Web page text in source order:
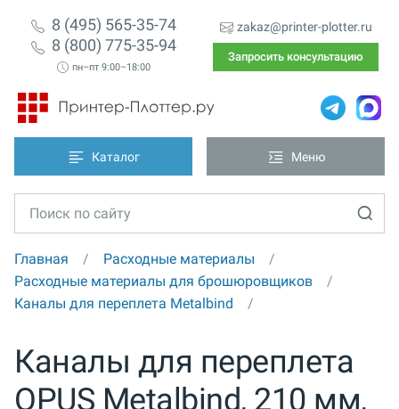
8 (495) 565-35-74
8 (800) 775-35-94
пн–пт 9:00–18:00
zakaz@printer-plotter.ru
Запросить консультацию
Каталог Меню
Главная
Расходные материалы
Расходные материалы для брошюровщиков
Каналы для переплета Metalbind
Каналы для переплета
OPUS Metalbind, 210 мм,